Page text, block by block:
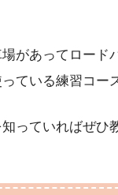
があってロー
ている練習コー
っていればぜひ